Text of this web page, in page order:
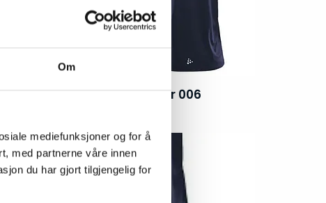
Om
mediefunksjoner og for å
med partnerne våre innen
du har gjort tilgjengelig for
T-skjorte Craft Art.nr 006